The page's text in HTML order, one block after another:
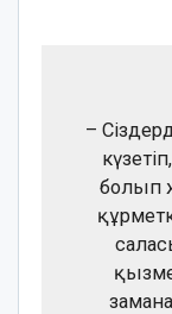
–
болып